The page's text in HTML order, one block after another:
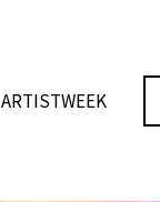
ARTISTWEEK